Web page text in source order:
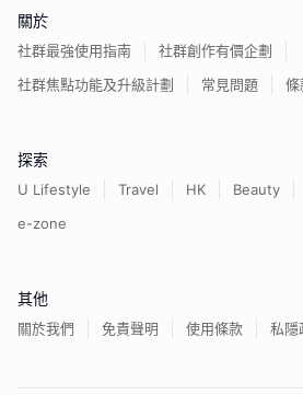
關於
社群最強使用指南
社群創作有價企劃
社群焦點功能及升級計劃
常見問題 條
探索
U Lifestyle Travel HK Beauty
e-zone
其他
關於我們 免責聲明 使用條款 私隱